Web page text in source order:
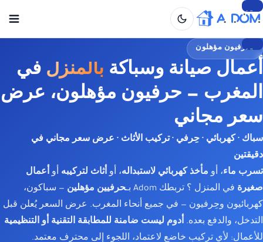
تخطي
المحتوى
تخطي
إلى
المحتوى
حرفيون مؤهلون
أعمال صيانة وسباكة بالمنزل في
المغرب — حرفيون مؤهلون، عرض
سعر مجاني
سباك · كهربائي · حِرفي · تركيب الأثاث · عرض سعر مجاني في
دقيقتين
تسرب ماء، أو مأخذ كهربائي لاستبداله، أو أثاث لتركيبه أو أعمال
صغيرة في المنزل ؟ تربطك Adom بـحرفيين مؤهلين — سباكون،
كهربائيون وحِرفيون — في جميع أنحاء المغرب. عرض السعر يُعلن قبل
التدخل، والدفع بعده. أدوم ليست ضامنة للمطابقة التقنية أو التنظيمية
للأعمال: لأي تركيب خاضع لاعتماد، اللجوء إلى محترف معتمد.